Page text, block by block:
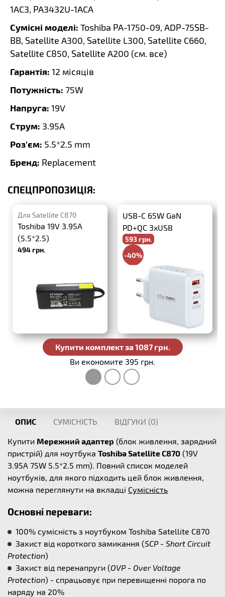
1AC3, PA3432U-1ACA
Сумісні моделі: Toshiba PA-1750-09, ADP-75SB-
BB, Satellite A300, Satellite L300, Satellite C660,
Satellite C850, Satellite A200 (см. все)
Гарантія: 12 місяців
Потужність: 75W
Напруга: 19V
Струм: 3.95A
Роз'єм: 5.5*2.5 mm
Бренд: Replacement
СПЕЦПРОПОЗИЦІЯ:
Для Satellite C870
Toshiba 19V 3.95A
(5.5*2.5)
494 грн.
USB-C 65W GaN
PD+QC 3xUSB
593 грн.
-40%
988 грн.
Купити комплект за 1087 грн.
Ви економите 395 грн.
ОПИС СУМІСНІСТЬ ВІДГУКИ (0)
Купити Мережний адаптер (блок живлення, зарядний
пристрій) для ноутбука Toshiba Satellite C870 (19V
3.95A 75W 5.5*2.5 mm). Повний список моделей
ноутбуків, для якого підходить цей блок живлення,
можна переглянути на вкладці Сумісність
Основні переваги:
100% сумісність з ноутбуком Toshiba Satellite C870
Захист від короткого замикання (SCP - Short Circuit
Protection)
Захист від перенапруги (OVP - Over Voltage
Protection) - спрацьовує при перевищенні порога по
наряду на 20%